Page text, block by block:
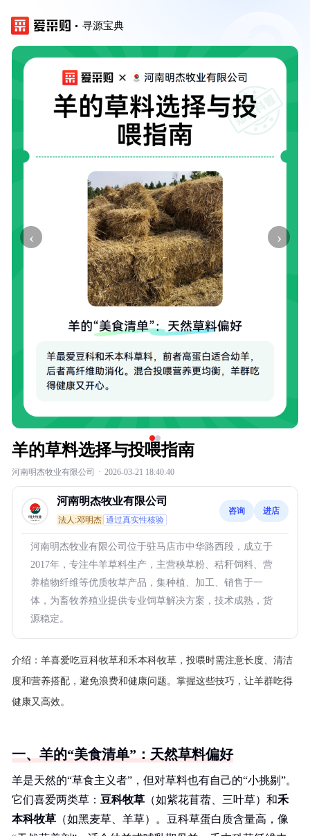
寻源宝典
‹ ›
羊的草料选择与投喂指南
河南明杰牧业有限公司 · 2026-03-21 18:40:40
河南明杰牧业有限公司
法人:邓明杰 通过真实性核验
咨询 进店
河南明杰牧业有限公司位于驻马店市中华路西段，成立于
2017年，专注牛羊草料生产，主营秧草粉、秸秆饲料、营
养植物纤维等优质牧草产品，集种植、加工、销售于一
体，为畜牧养殖业提供专业饲草解决方案，技术成熟，货
源稳定。
介绍： 羊喜爱吃豆科牧草和禾本科牧草，投喂时需注意长度、清洁
度和营养搭配，避免浪费和健康问题。掌握这些技巧，让羊群吃得
健康又高效。
一、羊的“美食清单”：天然草料偏好
羊是天然的“草食主义者”，但对草料也有自己的“小挑剔”。
它们喜爱两类草： 豆科牧草 （如紫花苜蓿、三叶草）和禾
本科牧草 （如黑麦草、羊草）。豆科草蛋白质含量高，像